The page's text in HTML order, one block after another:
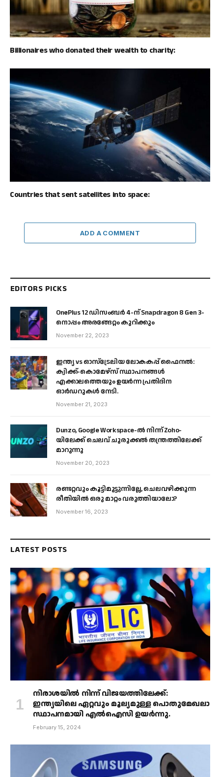
Billionaires who donated their wealth to charity:
Countries that sent satellites into space:
ADD A COMMENT
EDITORS PICKS
OnePlus 12 ഡിസംബർ 4-ന് Snapdragon 8 Gen 3-
നൊപ്പം അരങ്ങേറ്റം കുറിക്കും
November 22, 2023
ഇന്ത്യ vs ഓസ്‌ട്രേലിയ ലോകകപ്പ് ഫൈനൽ:
ക്വിക്ക്-കൊമേഴ്‌സ് സ്ഥാപനങ്ങൾ
എക്കാലത്തെയും ഉയർന്ന പ്രതിദിന
ഓർഡറുകൾ നേടി.
November 21, 2023
Dunzo, Google Workspace-ൽ നിന്ന് Zoho-
യിലേക്ക് ചെലവ് ചുരുക്കൽ തന്ത്രത്തിലേക്ക്
മാറുന്നു
November 20, 2023
രണ്ടറ്റവും കൂട്ടിമുട്ടുന്നില്ലേ, ചെലവഴിക്കുന്ന
രീതിയിൽ ഒരു മാറ്റം വരുത്തിയാലോ?
November 16, 2023
LATEST POSTS
നിരാശയിൽ നിന്ന് വിജയത്തിലേക്ക്:
ഇന്ത്യയിലെ ഏറ്റവും മൂല്യമുള്ള പൊതുമേഖലാ
സ്ഥാപനമായി എൽഐസി ഉയർന്നു.
February 15, 2024